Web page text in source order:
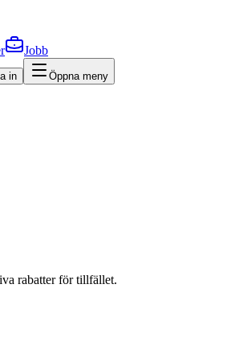
Jobb
in Öppna meny
rabatter för tillfället.